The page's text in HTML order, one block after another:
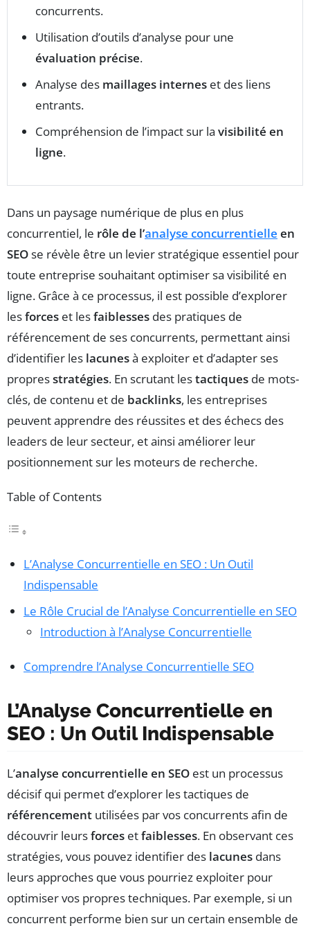
concurrents.
Utilisation d’outils d’analyse pour une
évaluation précise.
Analyse des maillages internes et des liens
entrants.
Compréhension de l’impact sur la visibilité en
ligne.
Dans un paysage numérique de plus en plus
concurrentiel, le rôle de l’analyse concurrentielle en
SEOse révèle être un levier stratégique essentiel pour
toute entreprise souhaitant optimiser sa visibilité en
ligne. Grâce à ce processus, il est possible d’explorer
lesforces et lesfaiblesses des pratiques de
référencement de ses concurrents, permettant ainsi
d’identifier les lacunesà exploiter et d’adapter ses
propresstratégies. En scrutant lestactiques de mots-
clés, de contenu et de backlinks, les entreprises
peuvent apprendre des réussites et des échecs des
leaders de leur secteur, et ainsi améliorer leur
positionnement sur les moteurs de recherche.
Table of Contents
L’Analyse Concurrentielle en SEO : Un Outil
Indispensable
Le Rôle Crucial de l’Analyse Concurrentielle en SEO
Introduction à l’Analyse Concurrentielle
Comprendre l’Analyse Concurrentielle SEO
L’Analyse Concurrentielle en
SEO : Un Outil Indispensable
L’analyse concurrentielle en SEO est un processus
décisif qui permet d’explorer les tactiques de
référencement utilisées par vos concurrents afin de
découvrir leursforces etfaiblesses. En observant ces
stratégies, vous pouvez identifier des lacunes dans
leurs approches que vous pourriez exploiter pour
optimiser vos propres techniques. Par exemple, si un
concurrent performe bien sur un certain ensemble de